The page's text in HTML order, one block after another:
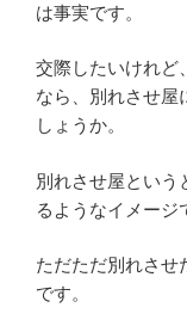
は事実です。
交際したいけれど
なら、別れさせ屋
しょうか。
別れさせ屋という
るようなイメージ
ただただ別れさせ
です。